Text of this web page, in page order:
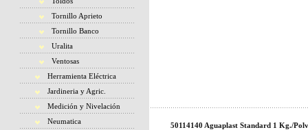
Tornillo Aprieto
Tornillo Banco
Uralita
Ventosas
Herramienta Eléctrica
Jardineria y Agric.
Medición y Nivelación
Neumatica
50114140 Aguaplast Standard 1 Kg./